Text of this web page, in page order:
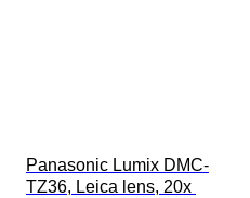
Panasonic Lumix DMC-
TZ36, Leica lens, 20x